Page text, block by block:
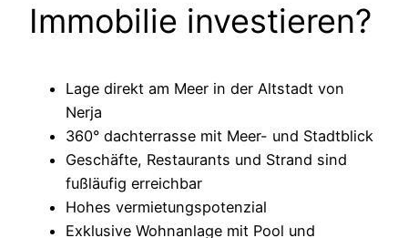
Immobilie investieren?
Lage direkt am Meer in der Altstadt von
Nerja
360° dachterrasse mit Meer- und Stadtblick
Geschäfte, Restaurants und Strand sind
fußläufig erreichbar
Hohes vermietungspotenzial
Exklusive Wohnanlage mit Pool und